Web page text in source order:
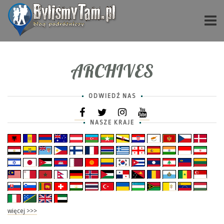
ARCHIVES
ODWIEDŹ NAS
NASZE KRAJE
więcej >>>